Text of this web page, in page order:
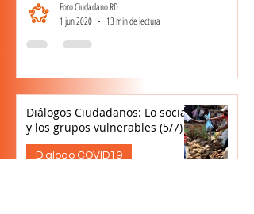
Foro Ciudadano RD
1 jun 2020
13 min de lectura
Diálogos Ciudadanos: Lo social
y los grupos vulnerables (5/7)
Dialogo COVID19